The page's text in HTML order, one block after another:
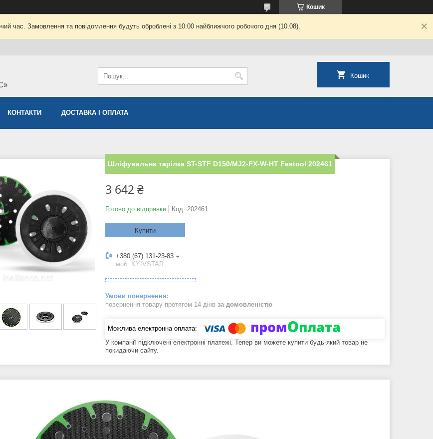
Кошик
час. Замовлення та повідомлення будуть оброблені з 10:00 найближчого робочого дня (10.08).
Кошик
КОНТАКТИ ДОСТАВКА І ОПЛАТА
Шліфувальна тарілка ST-STF D150/MJ2-FX-W-HT Festool 202461
3 642 ₴
Готово до відправки Код: 202461
Купити
+380 (67) 131-23-83
моб. KYIVSTAR
повернення товару протягом 14 днів за домовленістю
У компанії підключені електронні платежі. Тепер ви можете купити будь-який товар не
покидаючи сайту.